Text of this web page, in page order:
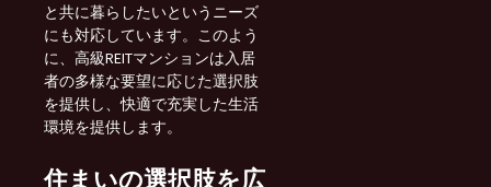
と共に暮らしたいというニーズ
にも対応しています。このよう
に、高級REITマンションは入居
者の多様な要望に応じた選択肢
を提供し、快適で充実した生活
環境を提供します。
住まいの選択肢を広